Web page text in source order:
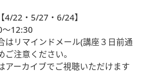
の】
ハンカチ２枚、刺繍糸、接着芯、フェル
ご案内用紙（レッスン参加方法
カイブ視聴方法など）
ト材料を準備いたします。
いただく場合がございます。ご了承く
4/22・5/27・6/24】
～12:30
はリマインドメール(講座３日前通
注意ください。
アーカイブでご視聴いただけます